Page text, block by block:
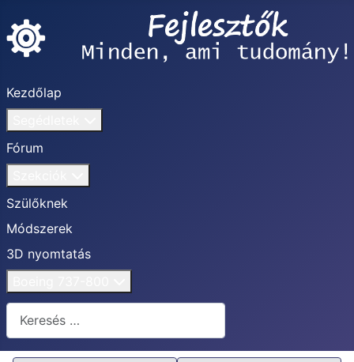
Kezdőlap
Fórum
Szülőknek
Módszerek
3D nyomtatás
Keresés...